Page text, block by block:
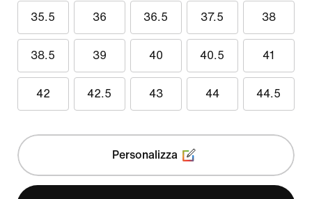
35.5 36 36.5 37.5 38
38.5 39 40 40.5 41
42 42.5 43 44 44.5
Personalizza